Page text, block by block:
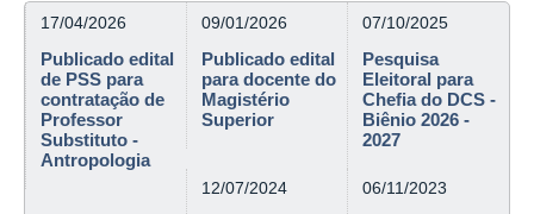
17/04/2026
Publicado edital
de PSS para
contratação de
Professor
Substituto -
Antropologia
09/01/2026
Publicado edital
para docente do
Magistério
Superior
07/10/2025
Pesquisa
Eleitoral para
Chefia do DCS -
Biênio 2026 -
2027
12/07/2024
06/11/2023